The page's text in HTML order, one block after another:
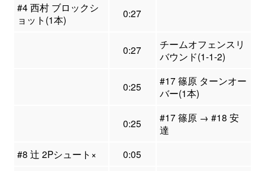
#4 西村 ブロックシ
ョット(1本)
0:27
0:27
チームオフェンスリ
バウンド(1-1-2)
0:25
#17 篠原 ターンオー
バー(1本)
0:25
#17 篠原 → #18 安
達
#8 辻 2Pシュート×
0:05